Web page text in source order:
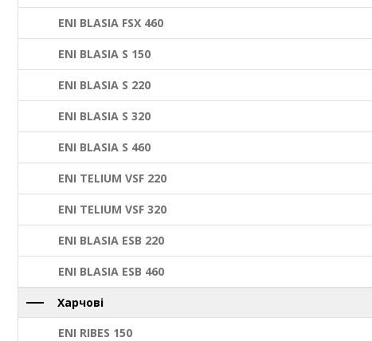
ENI BLASIA FSX 460
ENI BLASIA S 150
ENI BLASIA S 220
ENI BLASIA S 320
ENI BLASIA S 460
ENI TELIUM VSF 220
ENI TELIUM VSF 320
ENI BLASIA ESB 220
ENI BLASIA ESB 460
Харчові
ENI RIBES 150